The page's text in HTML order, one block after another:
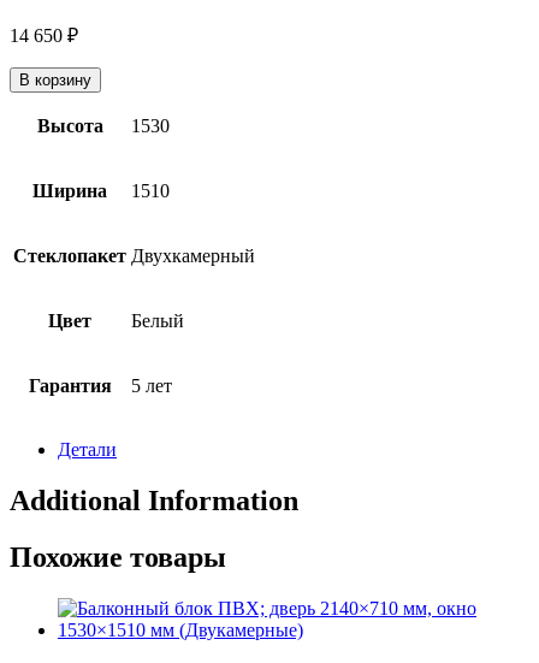
14 650 ₽
В корзину
Высота 1530
Ширина 1510
Стеклопакет Двухкамерный
Цвет Белый
Гарантия 5 лет
Детали
Additional Information
Похожие товары